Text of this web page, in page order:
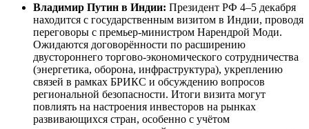
Владимир Путин в Индии: Президент РФ 4–5 декабря
находится с государственным визитом в Индии, проводя
переговоры с премьер-министром Нарендрой Моди.
Ожидаются договорённости по расширению
двустороннего торгово-экономического сотрудничества
(энергетика, оборона, инфраструктура), укреплению
связей в рамках БРИКС и обсуждению вопросов
региональной безопасности. Итоги визита могут
повлиять на настроения инвесторов на рынках
развивающихся стран, особенно с учётом